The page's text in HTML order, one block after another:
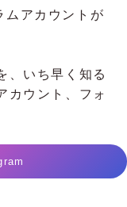
アカウントが
、いち早く知る
カウント、フォ